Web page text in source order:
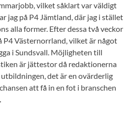
vilket såklart var väldigt
jag på P4 Jämtland, där jag i stället
alla former. Efter dessa två veckor
P4 Västernorrland, vilket är något
i Sundsvall. Möjligheten till
är jättestor då redaktionerna
det är en ovärderlig
att få in en fot i branschen
.